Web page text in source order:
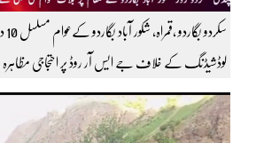
لوڈشیڈنگ کے خلاف جے ایس آر روڈ پر احتجاجی مظاہرہ
قسم کی ٹریفک کے لئے بند۔۔ مزید اپڈیٹس کے لیے
سبسکرائب کریں